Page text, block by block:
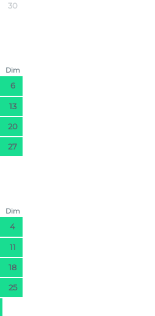
30
Dim
6
13
20
27
Dim
4
11
18
25